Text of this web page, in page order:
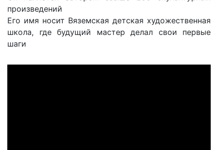
произведений
Его имя носит Вяземская детская художественная
школа, где будущий мастер делал свои первые
шаги